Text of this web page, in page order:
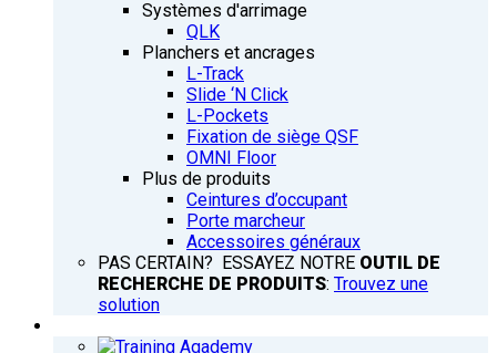
Systèmes d'arrimage
QLK
Planchers et ancrages
L-Track
Slide ‘N Click
L-Pockets
Fixation de siège QSF
OMNI Floor
Plus de produits
Ceintures d’occupant
Porte marcheur
Accessoires généraux
PAS CERTAIN? ESSAYEZ NOTRE OUTIL DE
RECHERCHE DE PRODUITS: Trouvez une
solution